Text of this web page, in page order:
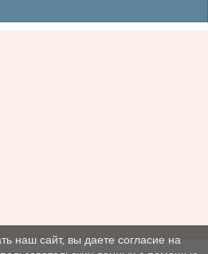
наш сайт, вы даете согласие на